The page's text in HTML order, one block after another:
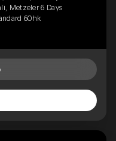
Metzeler 6 Days
60hk